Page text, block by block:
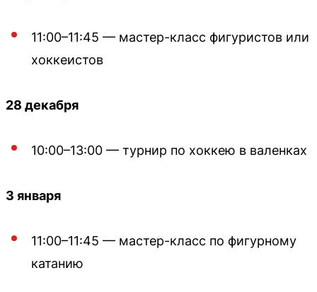
11:00–11:45 — мастер-класс фигуристов или
хоккеистов
28 декабря
10:00–13:00 — турнир по хоккею в валенках
3 января
11:00–11:45 — мастер-класс по фигурному
катанию